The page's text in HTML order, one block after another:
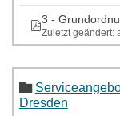
3 -
Zuletzt geändert:
Dresden